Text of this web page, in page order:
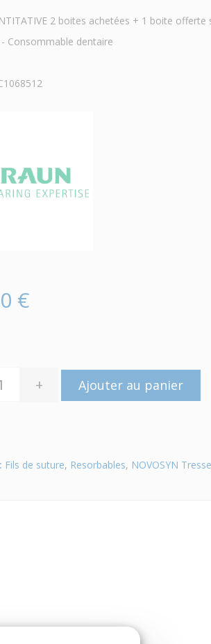
2 boites achetées + 1 boite offerte
Consommable dentaire
€
+ Ajouter au panier
Fils de suture, Resorbables, NOVOSYN Tresse